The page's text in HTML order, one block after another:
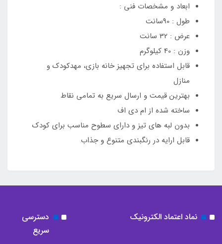
ابعاد و مشخصات فنی :
طول : 90سانت
عرض : 32 سانت
وزن : 40 کیلوگرم
قابل استفاده برای تجهیز خانه بازی، مهدکودک و
منازل
بهترین قیمت و ارسال سریع به تمامی نقاط
ساخته شده از ام دی اف
بدون لبه های تیز و دارای سطوح مناسب برای کودک
قابل ارایه در رنگبندی متنوع و جذاب
نماد اعتماد الکترونیک
دسترسی
سریع